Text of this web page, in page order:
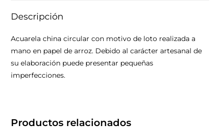
Descripción
Acuarela china circular con motivo de loto realizada a
mano en papel de arroz. Debido al carácter artesanal de
su elaboración puede presentar pequeñas
imperfecciones.
Productos relacionados